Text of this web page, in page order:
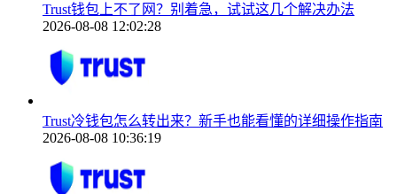
Trust钱包上不了网？别着急，试试这几个解决办法
2026-08-08 12:02:28
Trust冷钱包怎么转出来？新手也能看懂的详细操作指南
2026-08-08 10:36:19